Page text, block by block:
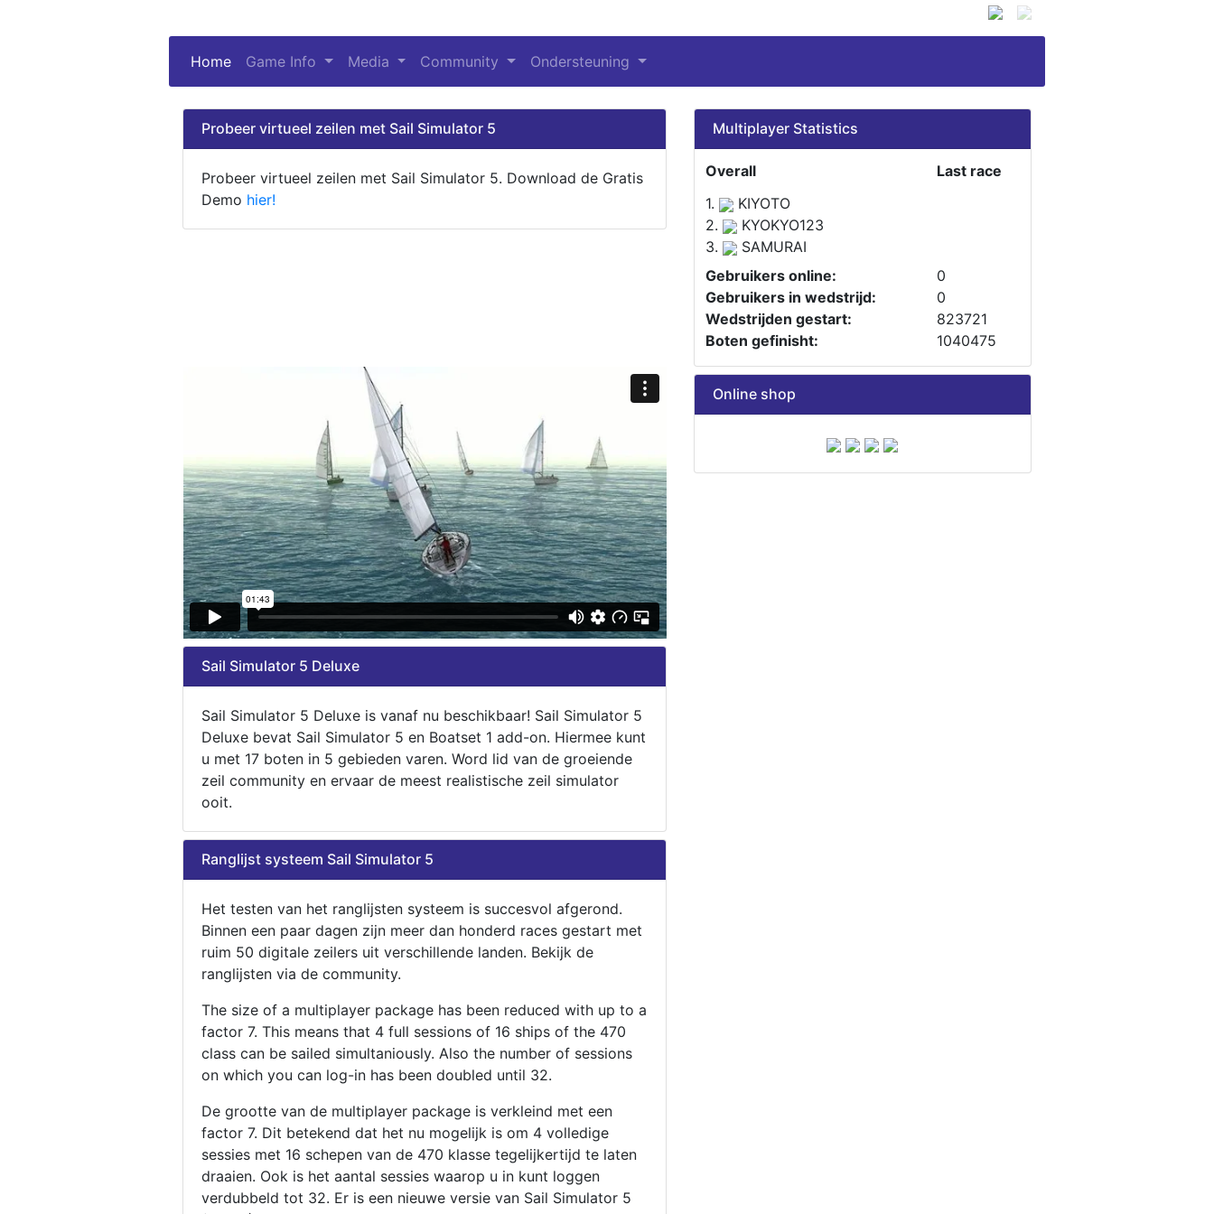
Home (current)
Game Info Media Community Ondersteuning
Probeer virtueel zeilen met Sail Simulator 5
Probeer virtueel zeilen met Sail Simulator 5. Download de Gratis
Demo hier!
Multiplayer Statistics
Overall
Last race
1.
KIYOTO
2.
KYOKYO123
3.
SAMURAI
Gebruikers online:
0
Gebruikers in wedstrijd:
0
Wedstrijden gestart:
823721
Boten gefinisht:
1040475
Sail Simulator 5 Deluxe
Sail Simulator 5 Deluxe is vanaf nu beschikbaar! Sail Simulator 5
Deluxe bevat Sail Simulator 5 en Boatset 1 add-on. Hiermee kunt
u met 17 boten in 5 gebieden varen. Word lid van de groeiende
zeil community en ervaar de meest realistische zeil simulator
ooit.
Ranglijst systeem Sail Simulator 5
Het testen van het ranglijsten systeem is succesvol afgerond.
Binnen een paar dagen zijn meer dan honderd races gestart met
ruim 50 digitale zeilers uit verschillende landen. Bekijk de
ranglijsten via de community.
The size of a multiplayer package has been reduced with up to a
factor 7. This means that 4 full sessions of 16 ships of the 470
class can be sailed simultaniously. Also the number of sessions
on which you can log-in has been doubled until 32.
De grootte van de multiplayer package is verkleind met een
factor 7. Dit betekend dat het nu mogelijk is om 4 volledige
sessies met 16 schepen van de 470 klasse tegelijkertijd te laten
draaien. Ook is het aantal sessies waarop u in kunt loggen
verdubbeld tot 32. Er is een nieuwe versie van Sail Simulator 5
Online shop